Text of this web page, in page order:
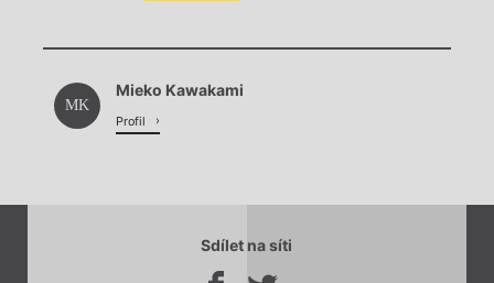
Chviličku.
Načítá se.
MK
Mieko Kawakami
Profil
Sdílet na síti